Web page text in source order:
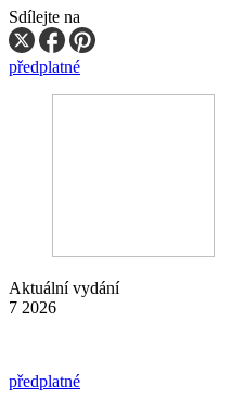
Sdílejte na
předplatné
Aktuální vydání
7 2026
předplatné